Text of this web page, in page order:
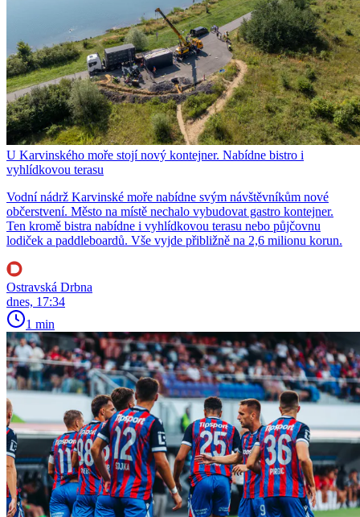
U Karvinského moře stojí nový kontejner. Nabídne bistro i
vyhlídkovou terasu
Vodní nádrž Karvinské moře nabídne svým návštěvníkům nové
občerstvení. Město na místě nechalo vybudovat gastro kontejner.
Ten kromě bistra nabídne i vyhlídkovou terasu nebo půjčovnu
lodiček a paddleboardů. Vše vyjde přibližně na 2,6 milionu korun.
Ostravská Drbna
dnes, 17:34
1 min